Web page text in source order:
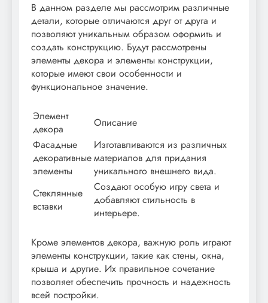
В данном разделе мы рассмотрим различные
детали, которые отличаются друг от друга и
позволяют уникальным образом оформить и
создать конструкцию. Будут рассмотрены
элементы декора и элементы конструкции,
которые имеют свои особенности и
функциональное значение.
Элемент
декора
Описание
Фасадные
декоративные
элементы
Изготавливаются из различных
материалов для придания
уникального внешнего вида.
Стеклянные
вставки
Создают особую игру света и
добавляют стильность в
интерьере.
Кроме элементов декора, важную роль играют
элементы конструкции, такие как стены, окна,
крыша и другие. Их правильное сочетание
позволяет обеспечить прочность и надежность
всей постройки.